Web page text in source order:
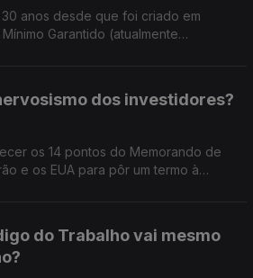
anos desde que foi criado em
Garantido (atualmente
dos investidores?
os 14 pontos do Memorando de
e os EUA para pôr um termo à
do Trabalho vai mesmo